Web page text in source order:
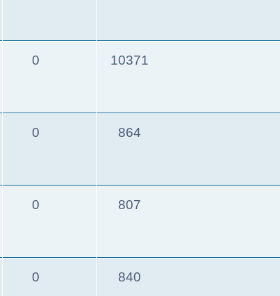
0 10371
0 864
0 807
0 840